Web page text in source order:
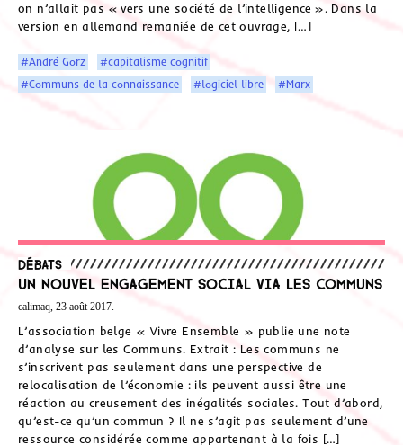
on n’allait pas « vers une société de l’intelligence ». Dans la
version en allemand remaniée de cet ouvrage, […]
#André Gorz
#capitalisme cognitif
#Communs de la connaissance
#logiciel libre #Marx
Débats
Un nouvel engagement social via les communs
calimaq, 23 août 2017.
L’association belge « Vivre Ensemble » publie une note
d’analyse sur les Communs. Extrait : Les communs ne
s’inscrivent pas seulement dans une perspective de
relocalisation de l’économie : ils peuvent aussi être une
réaction au creusement des inégalités sociales. Tout d’abord,
qu’est-ce qu’un commun ? Il ne s’agit pas seulement d’une
ressource considérée comme appartenant à la fois […]